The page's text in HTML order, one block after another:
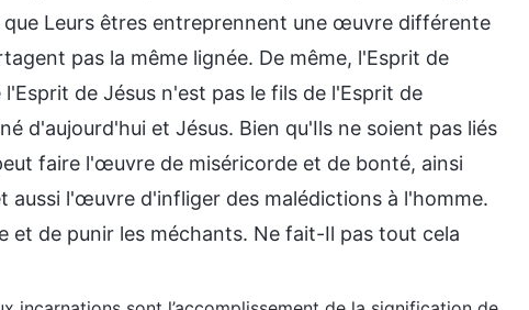
Leurs êtres entreprennent une œuvre différente
pas la même lignée. De même, l'Esprit de
de Jésus n'est pas le fils de l'Esprit de
d'aujourd'hui et Jésus. Bien qu'Ils ne soient pas liés
faire l'œuvre de miséricorde et de bonté, ainsi
aussi l'œuvre d'infliger des malédictions à l'homme.
de punir les méchants. Ne fait-Il pas tout cela